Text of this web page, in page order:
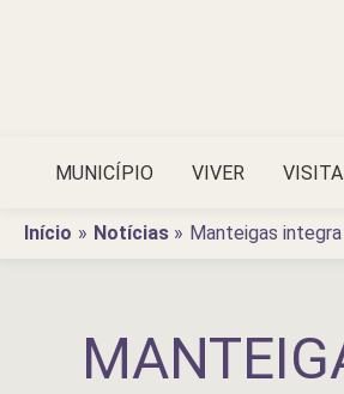
MUNICÍPIO VIVER
Início Notícias Manteigas